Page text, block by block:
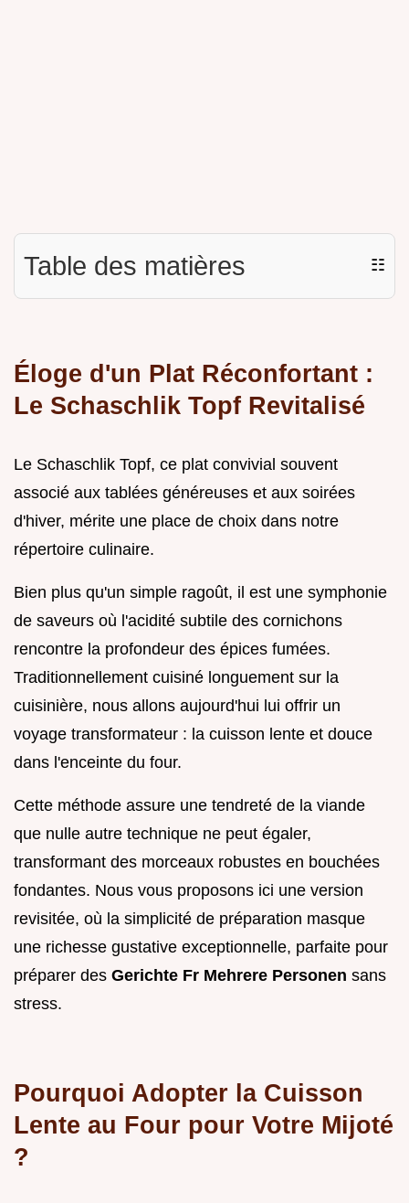
Table des matières ☷
Éloge d'un Plat Réconfortant :
Le Schaschlik Topf Revitalisé
Le Schaschlik Topf, ce plat convivial souvent
associé aux tablées généreuses et aux soirées
d'hiver, mérite une place de choix dans notre
répertoire culinaire.
Bien plus qu'un simple ragoût, il est une symphonie
de saveurs où l'acidité subtile des cornichons
rencontre la profondeur des épices fumées.
Traditionnellement cuisiné longuement sur la
cuisinière, nous allons aujourd'hui lui offrir un
voyage transformateur : la cuisson lente et douce
dans l'enceinte du four.
Cette méthode assure une tendreté de la viande
que nulle autre technique ne peut égaler,
transformant des morceaux robustes en bouchées
fondantes. Nous vous proposons ici une version
revisitée, où la simplicité de préparation masque
une richesse gustative exceptionnelle, parfaite pour
préparer des Gerichte Fr Mehrere Personen sans
stress.
Pourquoi Adopter la Cuisson
Lente au Four pour Votre Mijoté
?